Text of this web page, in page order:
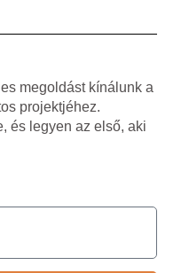
megoldást kínálunk a
projektjéhez.
és legyen az első, aki